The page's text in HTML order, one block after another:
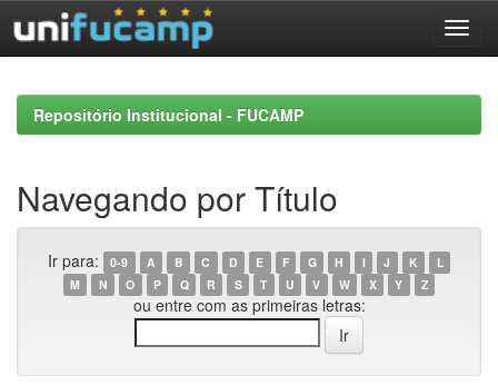
navigationRepositório Institucional - FUCAMP
Navegando por Título
Ir para: 0-9 A B C D E F G H I J K
L
M
N O P Q R S T U V W X Y Z
ou entre com as primeiras letras: